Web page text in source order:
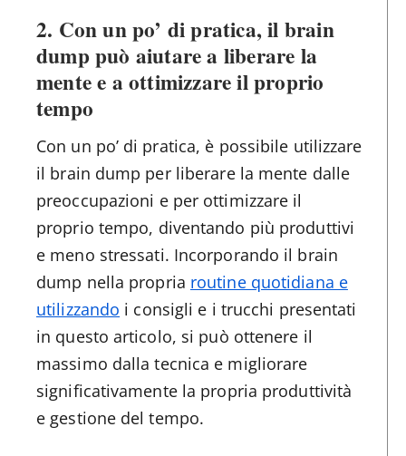
2. Con un po’ di pratica, il brain
dump può aiutare a liberare la
mente e a ottimizzare il proprio
tempo
Con un po’ di pratica, è possibile utilizzare
il brain dump per liberare la mente dalle
preoccupazioni e per ottimizzare il
proprio tempo, diventando più produttivi
e meno stressati. Incorporando il brain
dump nella propria routine quotidiana e
utilizzando i consigli e i trucchi presentati
in questo articolo, si può ottenere il
massimo dalla tecnica e migliorare
significativamente la propria produttività
e gestione del tempo.